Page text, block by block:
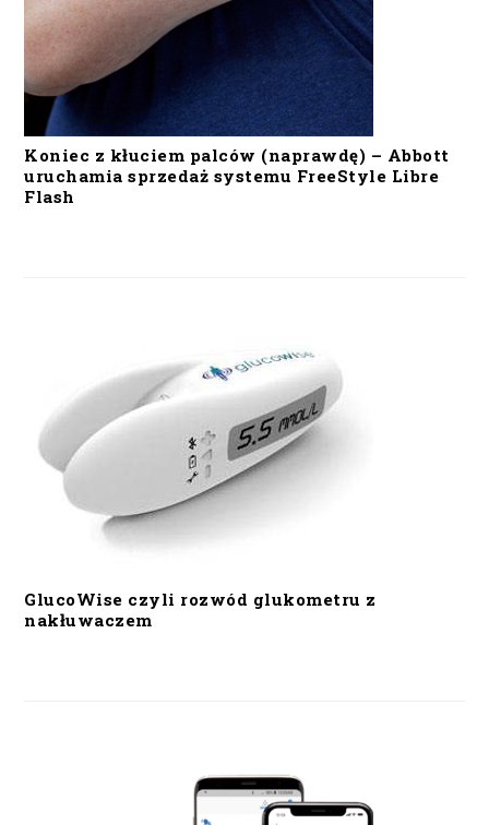
Koniec z kłuciem palców (naprawdę) – Abbott
uruchamia sprzedaż systemu FreeStyle Libre
Flash
GlucoWise czyli rozwód glukometru z
nakłuwaczem